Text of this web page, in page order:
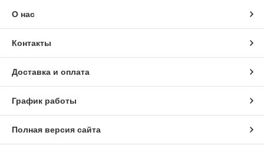
О нас
Контакты
Доставка и оплата
График работы
Полная версия сайта